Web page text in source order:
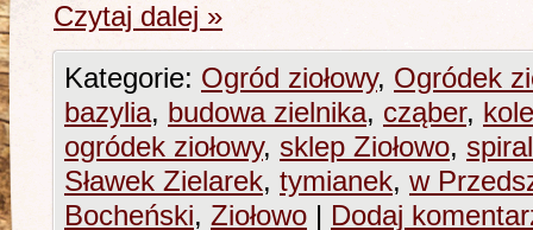
Czytaj dalej »
Kategorie: Ogród ziołowy, Ogródek
bazylia, budowa zielnika, cząber,
ogródek ziołowy, sklep Ziołowo,
Sławek Zielarek, tymianek, w
Bocheński, Ziołowo | Dodaj